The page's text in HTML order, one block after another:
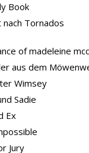
Book
nach Tornados
of madeleine
aus dem
Wimsey
Sadie
Ex
Jury